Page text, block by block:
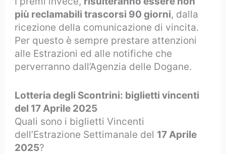
più reclamabili trascorsi 90 giorni, dalla
ricezione della comunicazione di vincita.
Per questo è sempre prestare attenzioni
alle Estrazioni ed alle notifiche che
perverranno dall’Agenzia delle Dogane.
Lotteria degli Scontrini: biglietti vincenti
del 17 Aprile 2025
Quali sono i biglietti Vincenti
dell’Estrazione Settimanale del 17 Aprile
2025?